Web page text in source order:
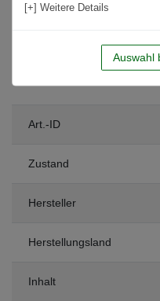
Form
Art.-ID
Zustand
Hersteller
Herstellungsland
Inhalt
[+] Weitere Details
Auswahl